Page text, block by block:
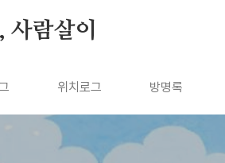
람살이
위치로그 방명록